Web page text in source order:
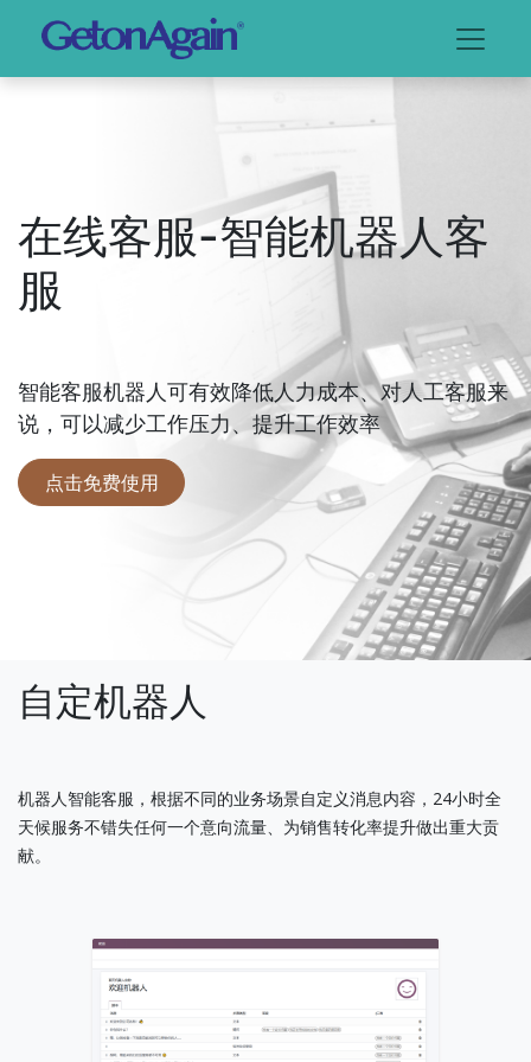
在线客服-智能机器人客
服
智能客服机器人可有效降低人力成本、对人工客服来
说，可以减少工作压力、提升工作效率​
点击免费使用
自定机器人
机器人智能客服，根据不同的业务场景自定义消息内容，24小时全
天候服务不错失任何一个意向流量、为销售转化率提升做出重大贡
献。